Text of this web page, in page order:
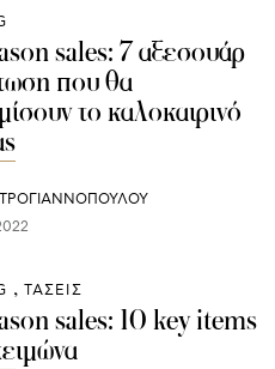
sales: 7 αξεσουάρ
που θα
το καλοκαιρινό
ΤΑΣΕΙΣ
sales: 10 key items